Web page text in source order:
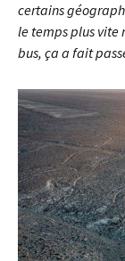
certains
le temps plus vite
bus, ça a fait